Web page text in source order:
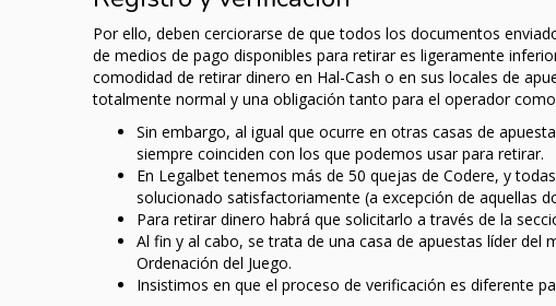
Por ello, deben cerciorarse de que todos los documentos
de medios de pago disponibles para retirar es ligeramente
comodidad de retirar dinero en Hal-Cash o en sus locales de
totalmente normal y una obligación tanto para el operador
Sin embargo, al igual que ocurre en otras casas de
siempre coinciden con los que podemos usar para retirar.
En Legalbet tenemos más de 50 quejas de Codere, y
solucionado satisfactoriamente (a excepción de aquellas
Para retirar dinero habrá que solicitarlo a través de la
Al fin y al cabo, se trata de una casa de apuestas líder del
Ordenación del Juego.
Insistimos en que el proceso de verificación es diferente